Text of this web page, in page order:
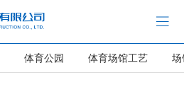
体育公园 体育场馆工艺 场